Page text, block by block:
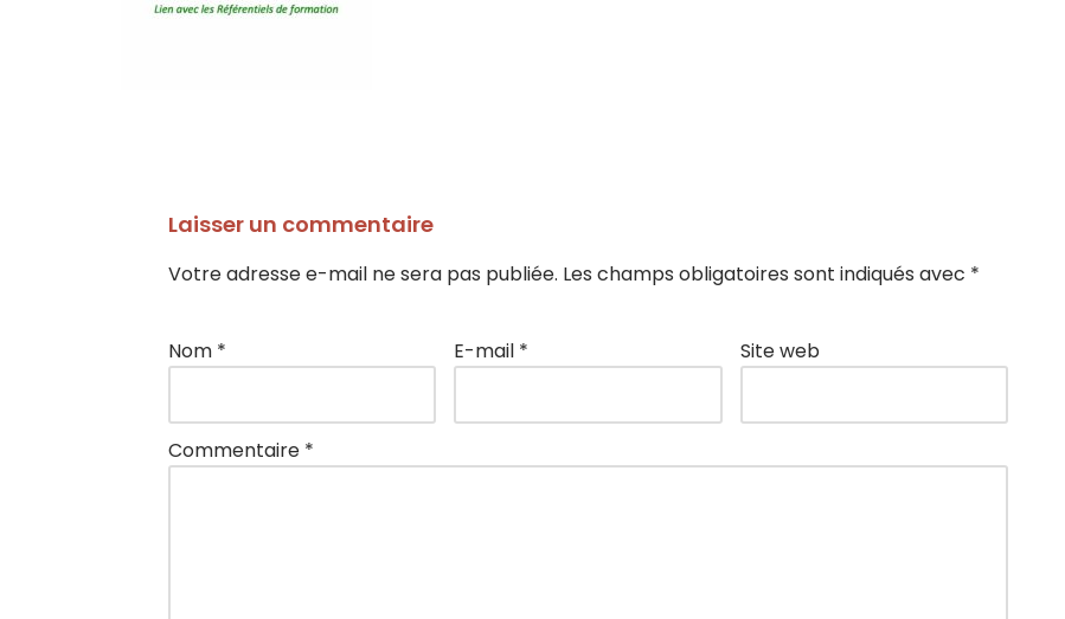
Laisser un commentaire
Votre adresse e-mail ne sera pas publiée. Les champs obligatoires sont indiqués avec *
Nom * E-mail * Site web
Commentaire *